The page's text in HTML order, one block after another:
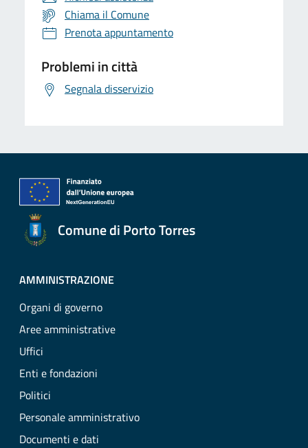
Chiama il Comune
Prenota appuntamento
Problemi in città
Segnala disservizio
Comune di Porto Torres
AMMINISTRAZIONE
Organi di governo
Aree amministrative
Uffici
Enti e fondazioni
Politici
Personale amministrativo
Documenti e dati